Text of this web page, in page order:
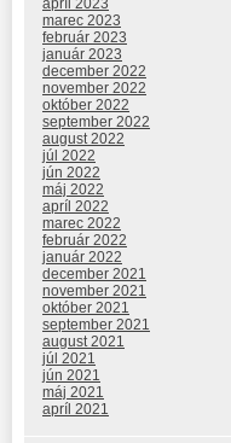
apríl 2023
marec 2023
február 2023
január 2023
december 2022
november 2022
október 2022
september 2022
august 2022
júl 2022
jún 2022
máj 2022
apríl 2022
marec 2022
február 2022
január 2022
december 2021
november 2021
október 2021
september 2021
august 2021
júl 2021
jún 2021
máj 2021
apríl 2021